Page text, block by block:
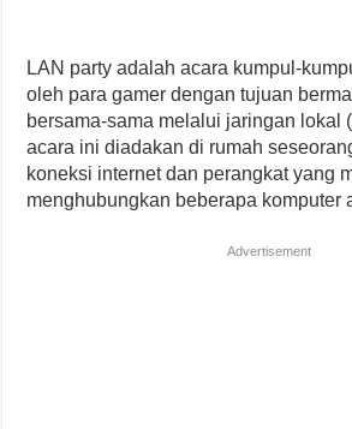
LAN party adalah acara kumpul-
oleh para gamer dengan tujuan
bersama-sama melalui jaringan lokal
acara ini diadakan di rumah
koneksi internet dan perangkat yang
menghubungkan beberapa komputer
Advertisement